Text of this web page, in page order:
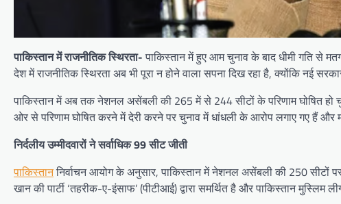
पाकिस्तान में राजनीतिक स्थिरता-पाकिस्तान में हुए आम चुनाव के बाद धीमी गति से
देश में राजनीतिक स्थिरता अब भी पूरा न होने वाला सपना दिख रहा है, क्योंकि नई
पाकिस्तान में अब तक नेशनल असेंबली की 265 में से 244 सीटों के परिणाम घोषित हो चुके
ओर से परिणाम घोषित करने में देरी करने पर चुनाव में धांधली के आरोप लगाए गए हैं
निर्दलीय उम्मीदवारों ने सर्वाधिक 99 सीट जीती
पाकिस्ताननिर्वाचन आयोग के अनुसार, पाकिस्तान में नेशनल असेंबली की 250 सीटों पर
खान की पार्टी ‘तहरीक-ए-इंसाफ’ (पीटीआई) द्वारा समर्थित है और पाकिस्तान